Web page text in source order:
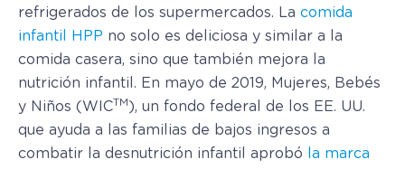
refrigerados de los supermercados. La comida
infantil HPP no solo es deliciosa y similar a la
comida casera, sino que también mejora la
nutrición infantil. En mayo de 2019, Mujeres, Bebés
y Niños (WICTM), un fondo federal de los EE. UU.
que ayuda a las familias de bajos ingresos a
combatir la desnutrición infantil aprobó
la marca